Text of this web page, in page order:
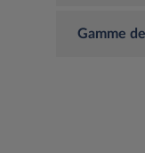
Gamme